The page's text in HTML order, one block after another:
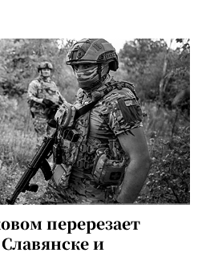
перерезает
и